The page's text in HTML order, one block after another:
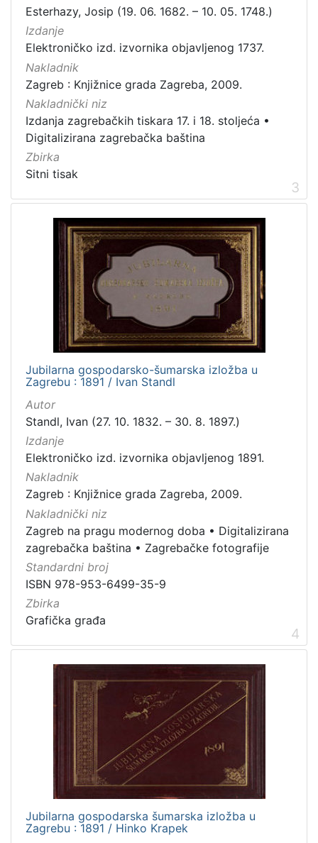
Esterhazy, Josip (19. 06. 1682. – 10. 05. 1748.)
Izdanje
Elektroničko izd. izvornika objavljenog 1737.
Nakladnik
Zagreb : Knjižnice grada Zagreba, 2009.
Nakladnički niz
Izdanja zagrebačkih tiskara 17. i 18. stoljeća •
Digitalizirana zagrebačka baština
Zbirka
Sitni tisak
3
Jubilarna gospodarsko-šumarska izložba u
Zagrebu : 1891 / Ivan Standl
Autor
Standl, Ivan (27. 10. 1832. – 30. 8. 1897.)
Izdanje
Elektroničko izd. izvornika objavljenog 1891.
Nakladnik
Zagreb : Knjižnice grada Zagreba, 2009.
Nakladnički niz
Zagreb na pragu modernog doba • Digitalizirana
zagrebačka baština • Zagrebačke fotografije
Standardni broj
ISBN 978-953-6499-35-9
Zbirka
Grafička građa
4
Jubilarna gospodarska šumarska izložba u
Zagrebu : 1891 / Hinko Krapek